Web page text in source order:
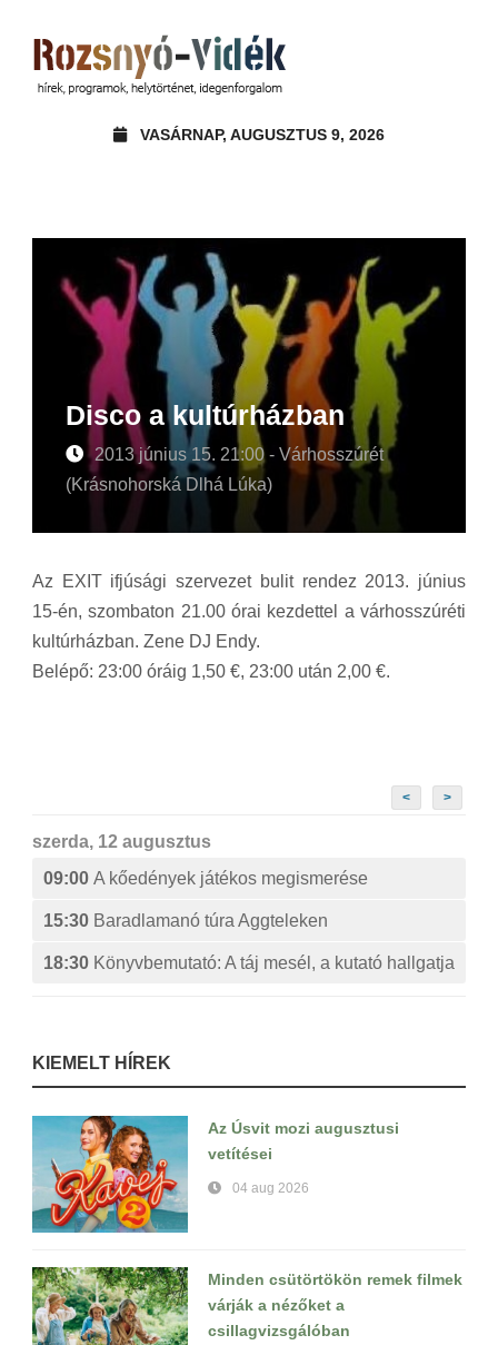
VASÁRNAP, AUGUSZTUS 9, 2026
Disco a kultúrházban
2013 június 15. 21:00 - Várhosszúrét
(Krásnohorská Dlhá Lúka)
Az EXIT ifjúsági szervezet bulit rendez 2013. június
15-én, szombaton 21.00 órai kezdettel a várhosszúréti
kultúrházban. Zene DJ Endy.
Belépő: 23:00 óráig 1,50 €, 23:00 után 2,00 €.
< >
szerda, 12 augusztus
09:00 A kőedények játékos megismerése
15:30 Baradlamanó túra Aggteleken
18:30 Könyvbemutató: A táj mesél, a kutató hallgatja
KIEMELT HÍREK
Az Úsvit mozi augusztusi
vetítései
04 aug 2026
Minden csütörtökön remek filmek
várják a nézőket a
csillagvizsgálóban